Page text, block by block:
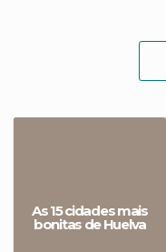
As 15 cidades mais
bonitas de Huelva